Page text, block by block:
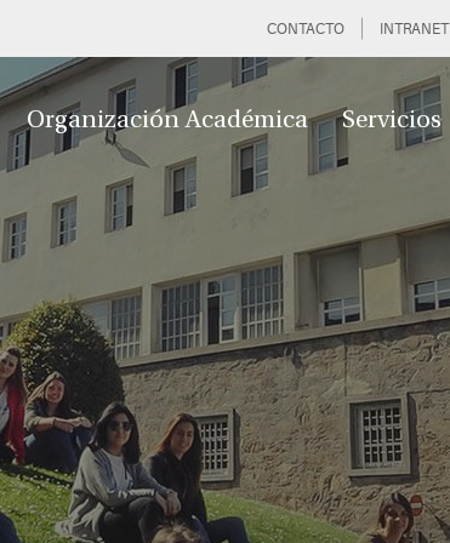
CONTACTO INTRANET
Organización Académica Servicios